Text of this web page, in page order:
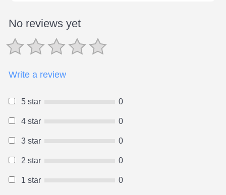
No reviews yet
Write a review
5 star 0
4 star 0
3 star 0
2 star 0
1 star 0